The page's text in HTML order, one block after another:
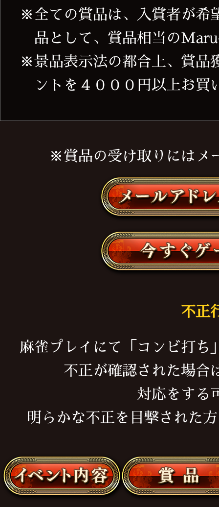
全ての賞品は、入賞者が希
品として、賞品相当の
景品表示法の都合上、賞品
ントを４０００円以上お買
※賞品の受け取りにはメ
不正
麻雀プレイにて「コンビ打ち
不正が確認された場合
対応をする
明らかな不正を目撃された